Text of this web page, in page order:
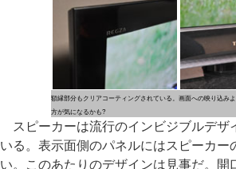
額縁部分もクリアコーティングされている。画面への映り込み
方が気になるかも?
スピーカーは流行のインビジブルデザ
いる。表示面側のパネルにはスピーカー
い。このあたりのデザインは見事だ。開